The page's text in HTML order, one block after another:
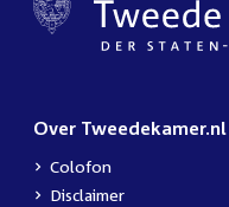
Over Tweedekamer.nl
Colofon
Disclaimer